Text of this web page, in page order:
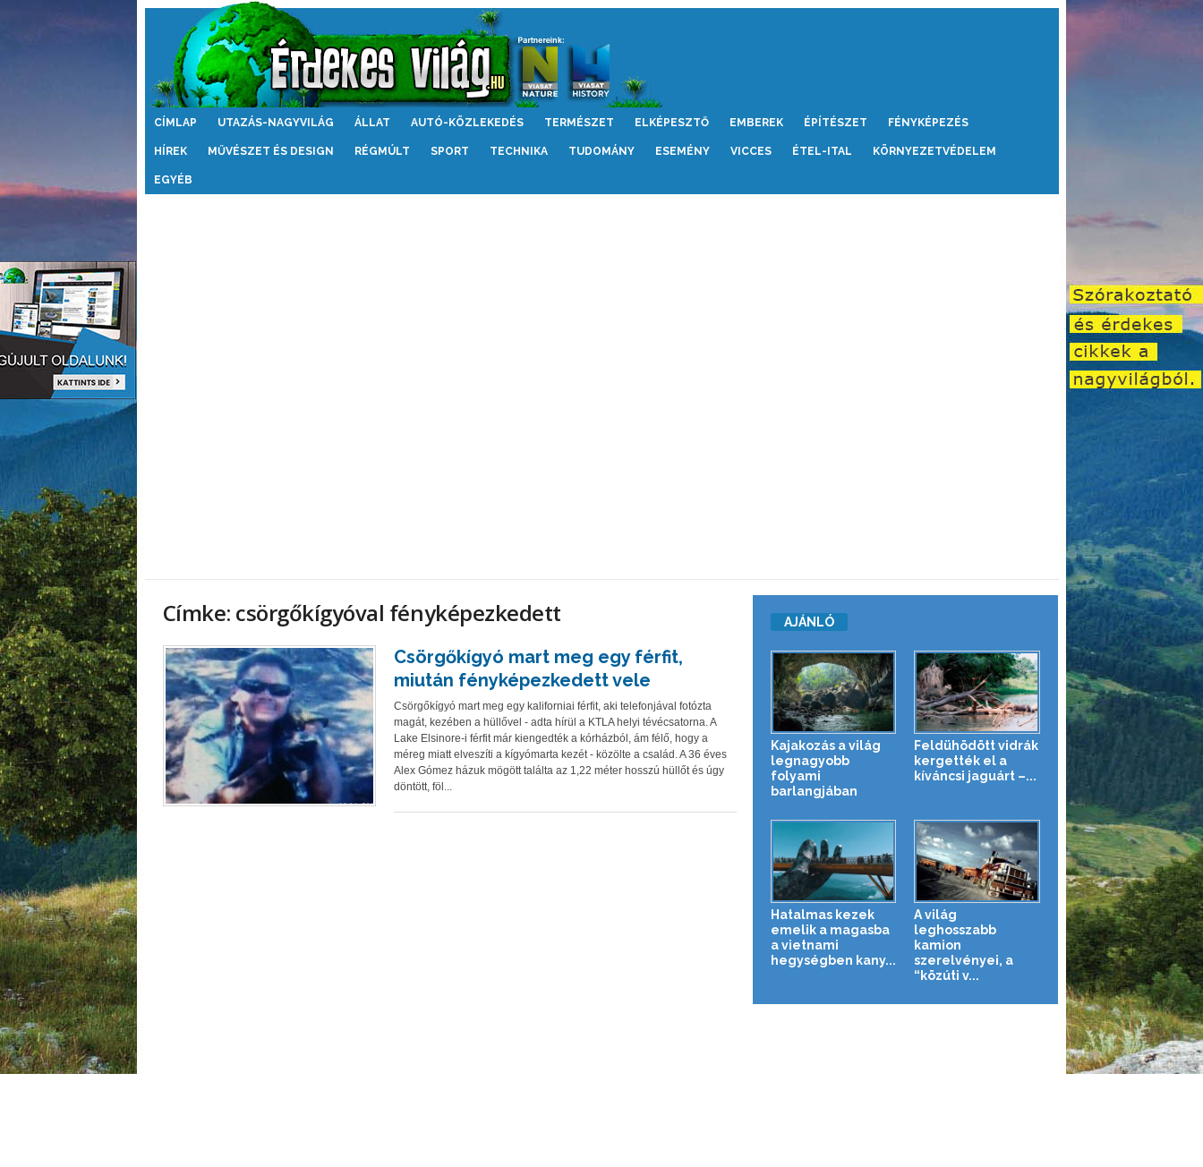
Érdekes
CÍMLAP UTAZÁS-NAGYVILÁG ÁLLAT AUTÓ-KÖZLEKEDÉS TERMÉSZET ELKÉPESZTŐ EMBEREK ÉPÍTÉSZET FÉNYKÉPEZÉS
HÍREK MŰVÉSZET ÉS DESIGN RÉGMÚLT SPORT TECHNIKA TUDOMÁNY ESEMÉNY VICCES ÉTEL-ITAL KÖRNYEZETVÉDELEM
EGYÉB
Címke: csörgőkígyóval fényképezkedett
Csörgőkígyó mart meg egy férfit,
miután fényképezkedett vele
Csörgőkígyó mart meg egy kaliforniai férfit, aki telefonjával fotózta
magát, kezében a hüllővel - adta hírül a KTLA helyi tévécsatorna. A
Lake Elsinore-i férfit már kiengedték a kórházból, ám félő, hogy a
méreg miatt elveszíti a kígyómarta kezét - közölte a család. A 36 éves
Alex Gómez házuk mögött találta az 1,22 méter hosszú hüllőt és úgy
döntött, föl...
AJÁNLÓ
Kajakozás a világ
legnagyobb
folyami
barlangjában
Feldühödött vidrák
kergették el a
kíváncsi jaguárt –...
Hatalmas kezek
emelik a magasba
a vietnami
hegységben kany...
A világ
leghosszabb
kamion
szerelvényei, a
“közúti v...